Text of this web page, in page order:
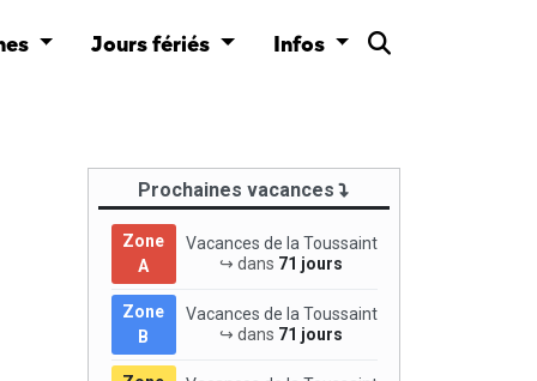
Jours fériés Infos
Prochaines vacances
Zone
A
Vacances de la Toussaint
↪ dans 71 jours
Zone
B
Vacances de la Toussaint
↪ dans 71 jours